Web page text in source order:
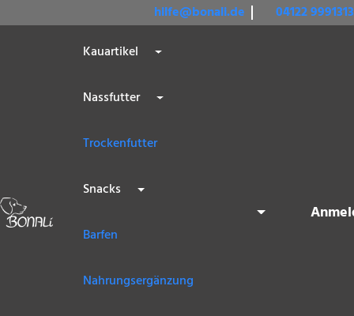
hilfe@bonali.de
04122 9991313
Kauartikel
Nassfutter
Trockenfutter
Snacks
Barfen
Nahrungsergänzung
Warenkorb